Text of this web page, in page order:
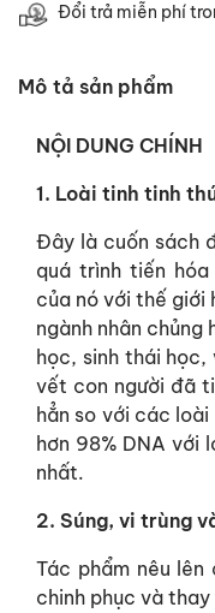
Đổi trả miễn phí
Mô tả sản phẩm
NỘI DUNG CHÍNH
1. Loài tinh tinh
Đây là cuốn sách
quá trình tiến
của nó với thế giới
ngành nhân chủng
học, sinh thái học,
vết con người đã
hẳn so với các
hơn 98% DNA với
nhất.
2. Súng, vi trùng
Tác phẩm nêu
chinh phục và